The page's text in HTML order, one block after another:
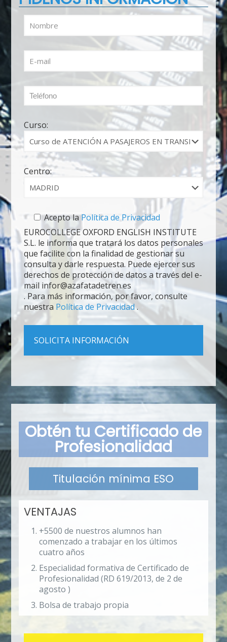
TRENES DE ALTA
VELOCIDAD (AVE).
Curso:
Centro:
Acepto laPolítica de Privacidad
EUROCOLLEGE OXFORD ENGLISH INSTITUTE
S.L. le informa que tratará los datos personales
que facilite con la finalidad de gestionar su
consulta y darle respuesta. Puede ejercer sus
derechos de protección de datos a través del e-
mail infor@azafatadetren.es
. Para más información, por favor, consulte
nuestra Política de Privacidad.
Obtén tu Certificado de
Profesionalidad
Titulación mínima ESO
VENTAJAS
+5500 de nuestros alumnos han
comenzado a trabajar en los últimos
cuatro años
Especialidad formativa de Certificado de
Profesionalidad (RD 619/2013, de 2 de
agosto )
Bolsa de trabajo propia